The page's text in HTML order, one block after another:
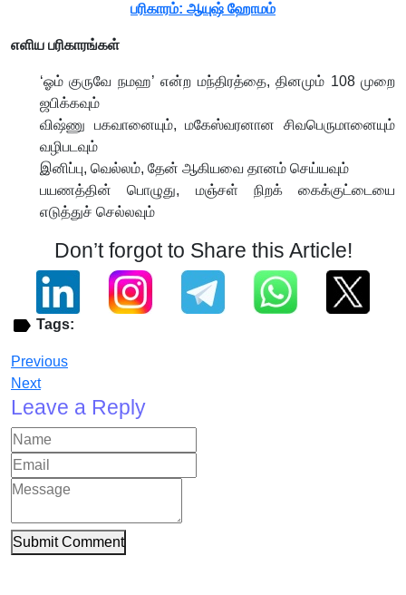
பரிகாரம்: ஆயுஷ் ஹோமம்
எளிய பரிகாரங்கள்
‘ஓம் குருவே நமஹ’ என்ற மந்திரத்தை, தினமும் 108 முறை
ஜபிக்கவும்
விஷ்ணு பகவானையும், மகேஸ்வரனான சிவபெருமானையும்
வழிபடவும்
இனிப்பு, வெல்லம், தேன் ஆகியவை தானம் செய்யவும்
பயணத்தின் பொழுது, மஞ்சள் நிறக் கைக்குட்டையை
எடுத்துச் செல்லவும்
Don’t forgot to Share this Article!
Tags:
Previous
Next
Leave a Reply
Submit Comment